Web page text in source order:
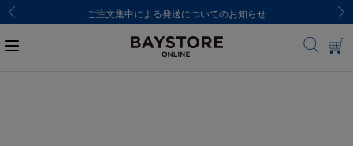
ご注文集中による発送についてのお知らせ